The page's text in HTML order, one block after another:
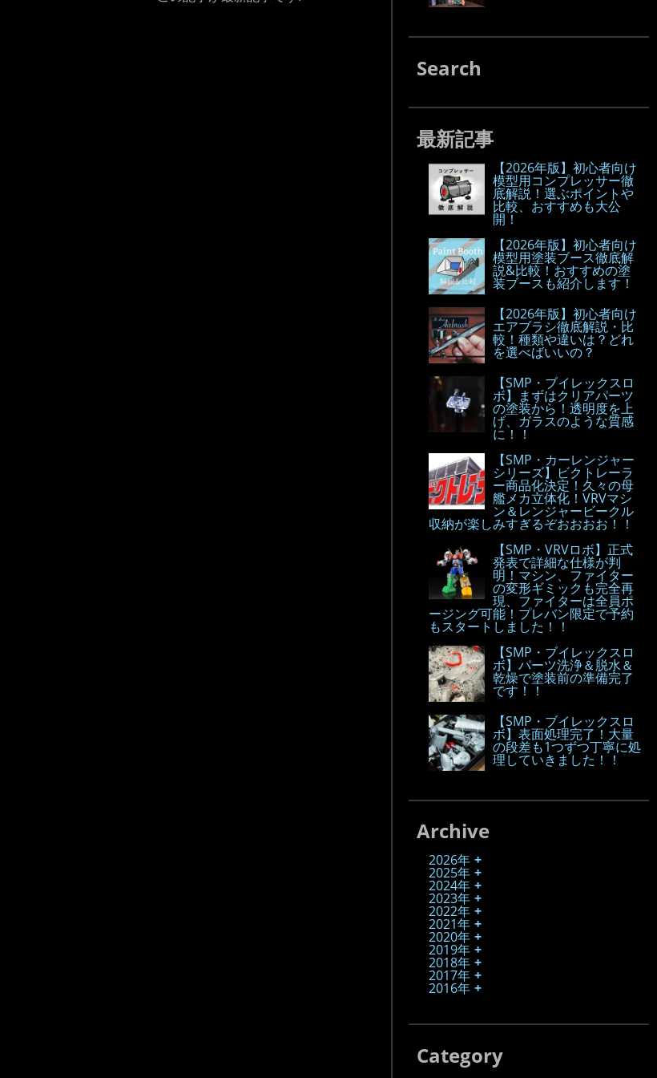
Search
最新記事
【2026年版】初心者向け
模型用コンプレッサー徹
底解説！選ぶポイントや
比較、おすすめも大公
開！
【2026年版】初心者向け
模型用塗装ブース徹底解
説&比較！おすすめの塗
装ブースも紹介します！
【2026年版】初心者向け
エアブラシ徹底解説・比
較！種類や違いは？どれ
を選べばいいの？
【SMP・ブイレックスロ
ボ】まずはクリアパーツ
の塗装から！透明度を上
げ、ガラスのような質感
に！！
【SMP・カーレンジャー
シリーズ】ビクトレーラ
ー商品化決定！久々の母
艦メカ立体化！VRVマシ
ン＆レンジャービークル
収納が楽しみすぎるぞおおおお！！
【SMP・VRVロボ】正式
発表で詳細な仕様が判
明！マシン、ファイター
の変形ギミックも完全再
現、ファイターは全員ポ
ージング可能！プレバン限定で予約
もスタートしました！！
【SMP・ブイレックスロ
ボ】パーツ洗浄＆脱水＆
乾燥で塗装前の準備完了
です！！
【SMP・ブイレックスロ
ボ】表面処理完了！大量
の段差も1つずつ丁寧に処
理していきました！！
Archive
2026年
2025年
2024年
2023年
2022年
2021年
2020年
2019年
2018年
2017年
2016年
Category